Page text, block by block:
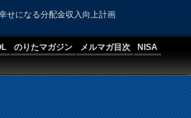
せになる分配金収入向上計画
のりたマガジン メルマガ目次
NISA